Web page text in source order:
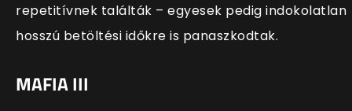
repetitívnek találták – egyesek pedig indokolatlan
hosszú betöltési időkre is panaszkodtak.
MAFIA III